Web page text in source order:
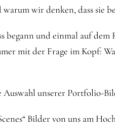
wir denken, dass sie
begann und einmal auf
mit der Frage im Kopf:
Auswahl unserer Portfolio-
Bilder von uns am